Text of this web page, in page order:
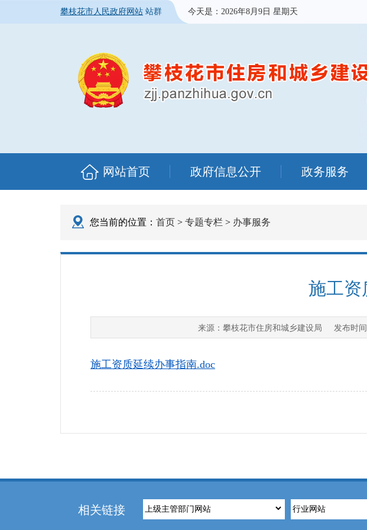
攀枝花市人民政府网站 站群 今天是： 2026年8月9日 星期天
网站首页 政府信息公开 政务服务
您当前的位置： 首页 > 专题专栏 > 办事服务
施工资
来源： 攀枝花市住房和城乡建设局 发布时间
施工资质延续办事指南.doc
相关链接